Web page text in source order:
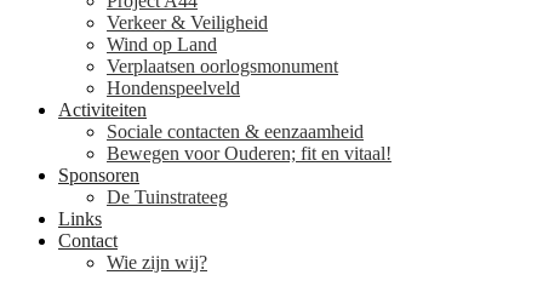
Verkeer & Veiligheid
Wind op Land
Verplaatsen oorlogsmonument
Hondenspeelveld
Activiteiten
Sociale contacten & eenzaamheid
Bewegen voor Ouderen; fit en vitaal!
Sponsoren
De Tuinstrateeg
Links
Contact
Wie zijn wij?